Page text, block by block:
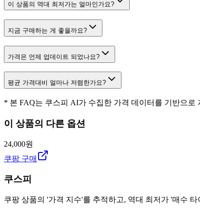
이 상품의 역대 최저가는 얼마인가요?
지금 구매하는 게 좋을까요?
가격은 언제 업데이트 되었나요?
평균 가격대비 얼마나 저렴한가요?
* 본 FAQ는 쿠스피 AI가 수집한 가격 데이터를 기반으
이 상품의 다른 옵션
24,000원
쿠팡 구매
쿠스피
쿠팡 상품의 '가격 지수'를 추적하고, 역대 최저가 '매수